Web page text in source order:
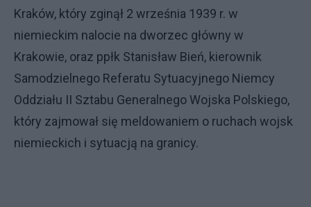
Kraków, który zginął 2 września 1939 r. w
niemieckim nalocie na dworzec główny w
Krakowie, oraz ppłk Stanisław Bień, kierownik
Samodzielnego Referatu Sytuacyjnego Niemcy
Oddziału II Sztabu Generalnego Wojska Polskiego,
który zajmował się meldowaniem o ruchach wojsk
niemieckich i sytuacją na granicy.